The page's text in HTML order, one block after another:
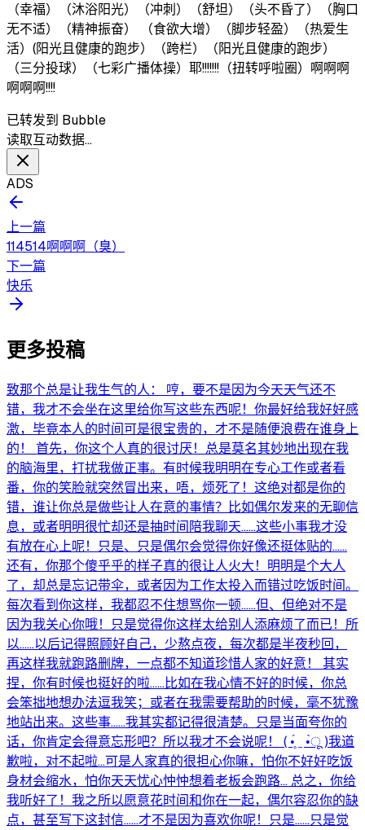
（幸福）（沐浴阳光）（冲刺）（舒坦）（头不昏了）（胸口
无不适）（精神振奋） （食欲大增）（脚步轻盈）（热爱生
活）(阳光且健康的跑步）（跨栏）（阳光且健康的跑步）
（三分投球）（七彩广播体操）耶!!!!!!!（扭转呼啦圈）啊啊啊
啊啊啊!!!!
已转发到 Bubble
读取互动数据…
ADS
上一篇
114514啊啊啊（臭）
下一篇
快乐
更多投稿
致那个总是让我生气的人： 哼，要不是因为今天天气还不
错，我才不会坐在这里给你写这些东西呢！你最好给我好好感
激，毕竟本人的时间可是很宝贵的，才不是随便浪费在谁身上
的！ 首先，你这个人真的很讨厌！总是莫名其妙地出现在我
的脑海里，打扰我做正事。有时候我明明在专心工作或者看
番，你的笑脸就突然冒出来，唔，烦死了！这绝对都是你的
错，谁让你总是做些让人在意的事情？比如偶尔发来的无聊信
息，或者明明很忙却还是抽时间陪我聊天……这些小事我才没
有放在心上呢！只是、只是偶尔会觉得你好像还挺体贴的……
还有，你那个傻乎乎的样子真的很让人火大！明明是个大人
了，却总是忘记带伞，或者因为工作太投入而错过吃饭时间。
每次看到你这样，我都忍不住想骂你一顿……但、但绝对不是
因为我关心你哦！只是觉得你这样太给别人添麻烦了而已！所
以……以后记得照顾好自己，少熬点夜，每次都是半夜秒回，
再这样我就跑路删牌，一点都不知道珍惜人家的好意！ 其实
捏，你有时候也挺好的啦……比如在我心情不好的时候，你总
会笨拙地想办法逗我笑；或者在我需要帮助的时候，毫不犹豫
地站出来。这些事……我其实都记得很清楚。只是当面夸你的
话，你肯定会得意忘形吧？所以我才不会说呢！ ( •̥́ ˍ •̀ू )我道
歉啦，对不起啦...可是人家真的很担心你嘛，怕你不好好吃饭
身材会缩水，怕你天天忧心忡忡想着老板会跑路... 总之，你给
我听好了！我之所以愿意花时间和你在一起，偶尔容忍你的缺
点，甚至写下这封信……才不是因为喜欢你呢！只是……只是觉